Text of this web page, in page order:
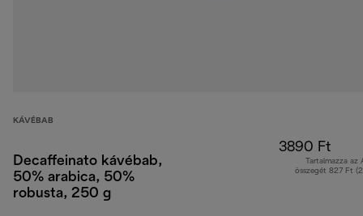
KÁVÉBAB
Decaffeinato kávébab,
50% arabica, 50%
robusta, 250 g
3890 Ft
Tartalmazza az
összegét 827 Ft